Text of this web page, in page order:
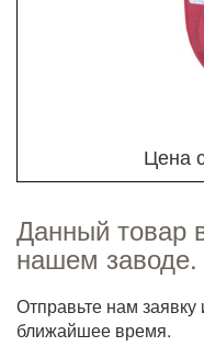
Цена
Данный товар
нашем заводе.
Отправьте нам
ближайшее время.